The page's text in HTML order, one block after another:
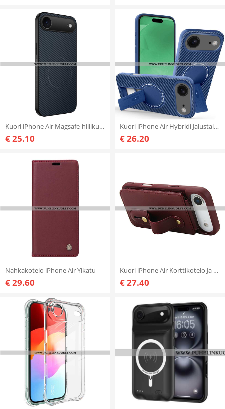
Kuori iPhone Air Magsafe-hiilikuituhiukkasten Hienous
€ 25.10
Kuori iPhone Air Hybridi Jalustalla Suojakuori
€ 26.20
Nahkakotelo iPhone Air Yikatu
€ 29.60
Kuori iPhone Air Korttikotelo Ja Olkahihna
€ 27.40